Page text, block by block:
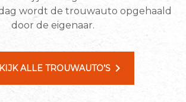
wordt de trouwauto opgehaald
door de eigenaar.
ALLE TROUWAUTO’Schevron_right